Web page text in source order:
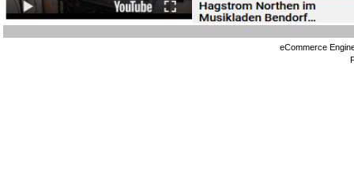
eCommerce